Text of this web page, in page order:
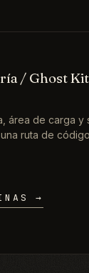
/ Ghost
área de carga y
ruta de
→